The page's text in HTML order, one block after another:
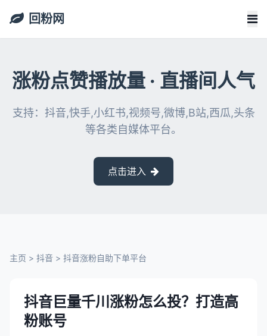
回粉网
涨粉点赞播放量 · 直播间人气
支持：抖音,快手,小红书,视频号,微博,B站,西瓜,头条
等各类自媒体平台。
点击进入
主页 > 抖音 > 抖音涨粉自助下单平台
抖音巨量千川涨粉怎么投？打造高
粉账号